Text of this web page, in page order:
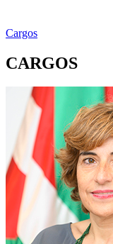
Cargos
CARGOS